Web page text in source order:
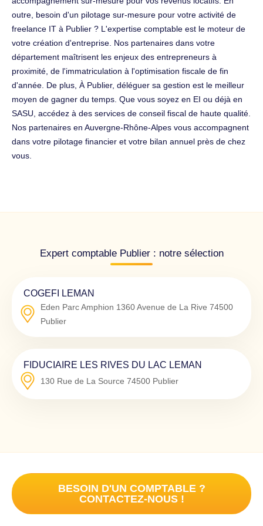
outre, besoin d'un pilotage sur-mesure pour votre activité de
freelance IT à Publier ? L'expertise comptable est le moteur de
votre création d'entreprise. Nos partenaires dans votre
département maîtrisent les enjeux des entrepreneurs à
proximité, de l'immatriculation à l'optimisation fiscale de fin
d'année. De plus, À Publier, déléguer sa gestion est le meilleur
moyen de gagner du temps. Que vous soyez en EI ou déjà en
SASU, accédez à des services de conseil fiscal de haute qualité.
Nos partenaires en Auvergne-Rhône-Alpes vous accompagnent
dans votre pilotage financier et votre bilan annuel près de chez
vous.
Expert comptable Publier : notre sélection
COGEFI LEMAN
Eden Parc Amphion 1360 Avenue de La Rive 74500
Publier
FIDUCIAIRE LES RIVES DU LAC LEMAN
130 Rue de La Source 74500 Publier
BESOIN D'UN COMPTABLE ?
CONTACTEZ-NOUS !